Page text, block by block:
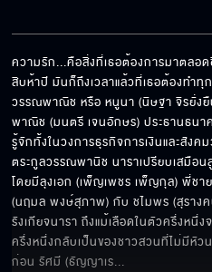
ความรัก...คือสิ่งที่เธอต้องการมาตลอ
สิบห้าปี มันก็ถึงเวลาแล้วที่เธอต้องทำ
วรรณพาณิช หรือ หนูนา (นิษฐา จิรยั่ง
พาณิช (มนตรี เจนอักษร) ประธานธนา
รู้จักทั้งในวงการธุรกิจการเงินและสังค
ตระกูลวรรณพานิช นาราเปรียบเสมือน
โดยมีลุงเอก (เพ็ญเพชร เพ็ญกุล) พี่ชา
(นฤมล พงษ์สุภาพ) กับ ชไมพร (สุรางค
รังเกียจนารา ถึงแม้เลือดในตัวครึ่งหนึ่
ครึ่งหนึ่งกลับเป็นของชาวสวนที่ไม่มีหัว
ก่อน รัศมี (ธัญญาเร...